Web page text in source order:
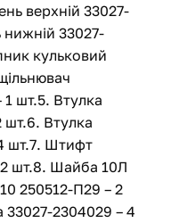
верхній 33027-
33027-
кульковий
шт.5. Втулка
Втулка
шт.7. Штифт
шт.8. Шайба 10Л
250512-П29 – 2
2304029 – 4